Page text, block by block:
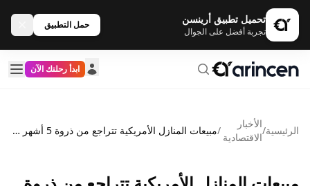
تحميل تطبيق أرينسن
تجربة أفضل على الجوال
حمل التطبيق
ابدأ رحلتك الآن
الرئيسية/
الأخبار
الاقتصادية
/ مبيعات المنازل الأمريكية تتراجع من ذروة 5 أشهر رغم تسجيل الأسعار مستوى قياسيًا